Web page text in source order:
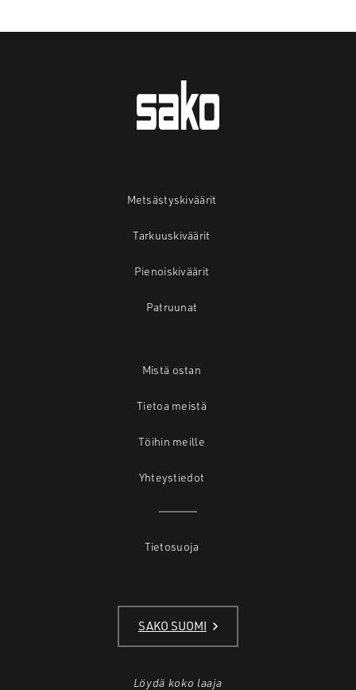
Metsästyskiväärit
Tarkuuskiväärit
Pienoiskiväärit
Patruunat
Mistä ostan
Tietoa meistä
Töihin meille
Yhteystiedot
Tietosuoja
SAKO SUOMI
Löydä koko laaja